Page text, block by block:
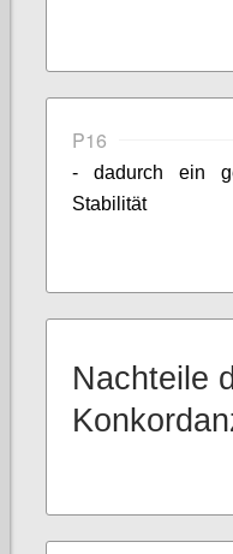
P16
- dadurch ein
Stabilität
Nachteile